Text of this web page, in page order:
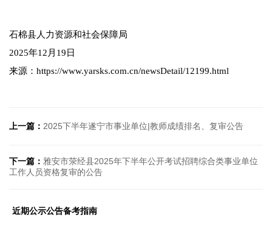
石棉县人力资源和社会保障局
2025年12月19日
来源：https://www.yarsks.com.cn/newsDetail/12199.html
上一篇： 2025下半年遂宁市事业单位|教师成绩排名、复审公告
下一篇： 雅安市荥经县2025年下半年公开考试招聘综合类事业单位
工作人员资格复审的公告
近期公示公告备考指南